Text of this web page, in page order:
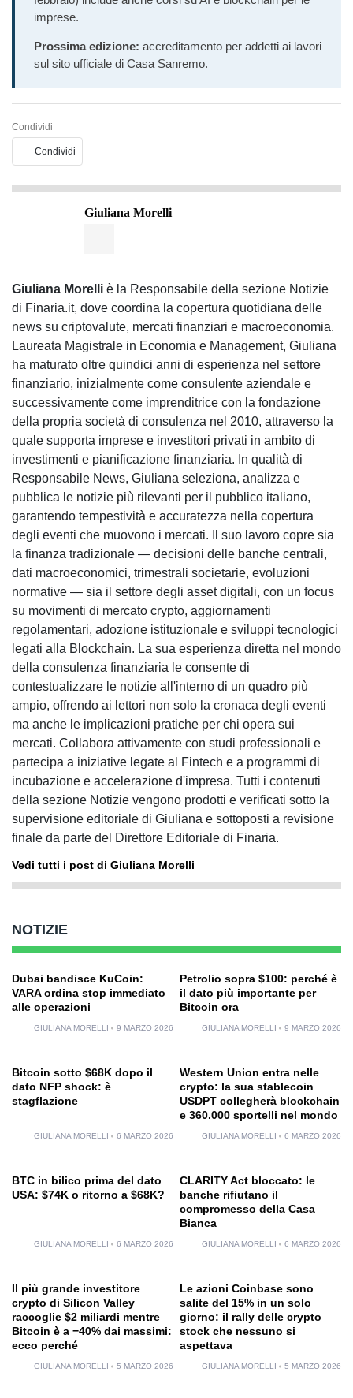
imprese.
Prossima edizione: accreditamento per addetti ai lavori
sul sito ufficiale di Casa Sanremo.
Condividi
Condividi
Giuliana Morelli
Giuliana Morelli è la Responsabile della sezione Notizie
di Finaria.it, dove coordina la copertura quotidiana delle
news su criptovalute, mercati finanziari e macroeconomia.
Laureata Magistrale in Economia e Management, Giuliana
ha maturato oltre quindici anni di esperienza nel settore
finanziario, inizialmente come consulente aziendale e
successivamente come imprenditrice con la fondazione
della propria società di consulenza nel 2010, attraverso la
quale supporta imprese e investitori privati in ambito di
investimenti e pianificazione finanziaria. In qualità di
Responsabile News, Giuliana seleziona, analizza e
pubblica le notizie più rilevanti per il pubblico italiano,
garantendo tempestività e accuratezza nella copertura
degli eventi che muovono i mercati. Il suo lavoro copre sia
la finanza tradizionale — decisioni delle banche centrali,
dati macroeconomici, trimestrali societarie, evoluzioni
normative — sia il settore degli asset digitali, con un focus
su movimenti di mercato crypto, aggiornamenti
regolamentari, adozione istituzionale e sviluppi tecnologici
legati alla Blockchain. La sua esperienza diretta nel mondo
della consulenza finanziaria le consente di
contestualizzare le notizie all'interno di un quadro più
ampio, offrendo ai lettori non solo la cronaca degli eventi
ma anche le implicazioni pratiche per chi opera sui
mercati. Collabora attivamente con studi professionali e
partecipa a iniziative legate al Fintech e a programmi di
incubazione e accelerazione d'impresa. Tutti i contenuti
della sezione Notizie vengono prodotti e verificati sotto la
supervisione editoriale di Giuliana e sottoposti a revisione
finale da parte del Direttore Editoriale di Finaria.
Vedi tutti i post di Giuliana Morelli
NOTIZIE
Dubai bandisce KuCoin:
VARA ordina stop immediato
alle operazioni
GIULIANA MORELLI 9 MARZO 2026
Petrolio sopra $100: perché è
il dato più importante per
Bitcoin ora
GIULIANA MORELLI 9 MARZO 2026
Bitcoin sotto $68K dopo il
dato NFP shock: è
stagflazione
GIULIANA MORELLI 6 MARZO 2026
Western Union entra nelle
crypto: la sua stablecoin
USDPT collegherà blockchain
e 360.000 sportelli nel mondo
GIULIANA MORELLI 6 MARZO 2026
BTC in bilico prima del dato
USA: $74K o ritorno a $68K?
GIULIANA MORELLI 6 MARZO 2026
CLARITY Act bloccato: le
banche rifiutano il
compromesso della Casa
Bianca
GIULIANA MORELLI 6 MARZO 2026
Il più grande investitore
crypto di Silicon Valley
raccoglie $2 miliardi mentre
Bitcoin è a −40% dai massimi:
ecco perché
GIULIANA MORELLI 5 MARZO 2026
Le azioni Coinbase sono
salite del 15% in un solo
giorno: il rally delle crypto
stock che nessuno si
aspettava
GIULIANA MORELLI 5 MARZO 2026